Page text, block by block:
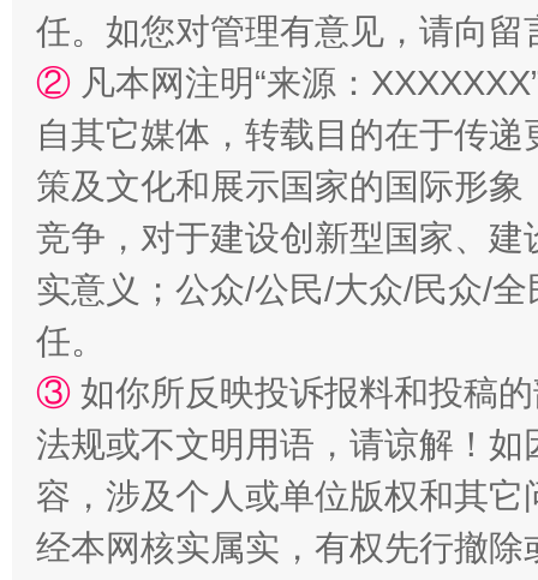
任。如您对管理有意见，请向
② 凡本网注明“来源：
自其它媒体，转载目的在于传
策及文化和展示国家的国际形
竞争，对于建设创新型国家、
实意义；公众/公民/大众/民众/
任。
③ 如你所反映投诉报料和投稿
法规或不文明用语，请谅解！
容，涉及个人或单位版权和其它
经本网核实属实，有权先行撤